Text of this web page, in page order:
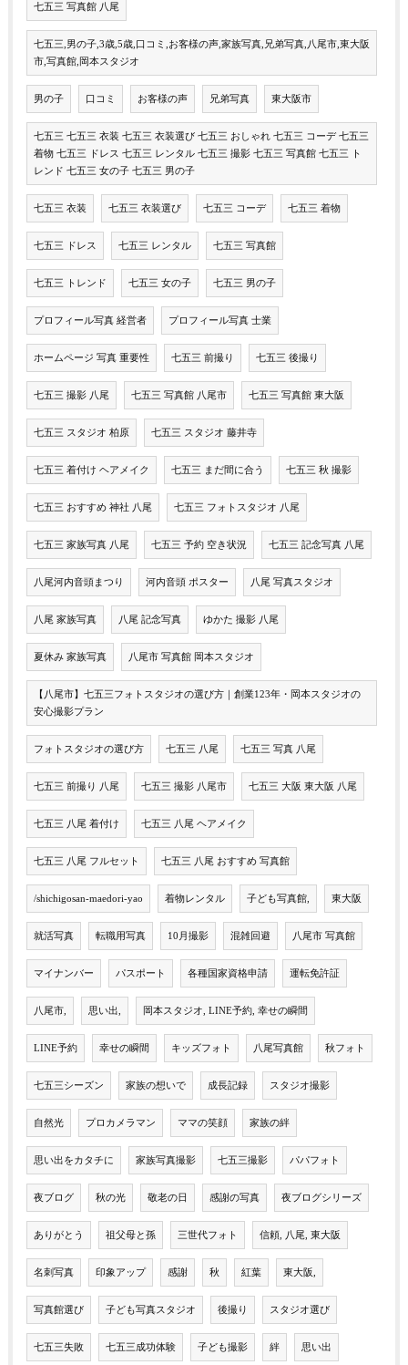
七五三 写真館 八尾
七五三,男の子,3歳,5歳,口コミ,お客様の声,家族写真,兄弟写真,八尾市,東大阪
市,写真館,岡本スタジオ
男の子 口コミ お客様の声 兄弟写真 東大阪市
七五三 七五三 衣装 七五三 衣装選び 七五三 おしゃれ 七五三 コーデ 七五三
着物 七五三 ドレス 七五三 レンタル 七五三 撮影 七五三 写真館 七五三 ト
レンド 七五三 女の子 七五三 男の子
七五三 衣装 七五三 衣装選び 七五三 コーデ 七五三 着物
七五三 ドレス 七五三 レンタル 七五三 写真館
七五三 トレンド 七五三 女の子 七五三 男の子
プロフィール写真 経営者 プロフィール写真 士業
ホームページ 写真 重要性 七五三 前撮り 七五三 後撮り
七五三 撮影 八尾 七五三 写真館 八尾市 七五三 写真館 東大阪
七五三 スタジオ 柏原 七五三 スタジオ 藤井寺
七五三 着付け ヘアメイク 七五三 まだ間に合う 七五三 秋 撮影
七五三 おすすめ 神社 八尾 七五三 フォトスタジオ 八尾
七五三 家族写真 八尾 七五三 予約 空き状況 七五三 記念写真 八尾
八尾河内音頭まつり 河内音頭 ポスター 八尾 写真スタジオ
八尾 家族写真 八尾 記念写真 ゆかた 撮影 八尾
夏休み 家族写真 八尾市 写真館 岡本スタジオ
【八尾市】七五三フォトスタジオの選び方｜創業123年・岡本スタジオの
安心撮影プラン
フォトスタジオの選び方 七五三 八尾 七五三 写真 八尾
七五三 前撮り 八尾 七五三 撮影 八尾市 七五三 大阪 東大阪 八尾
七五三 八尾 着付け 七五三 八尾 ヘアメイク
七五三 八尾 フルセット 七五三 八尾 おすすめ 写真館
/shichigosan-maedori-yao 着物レンタル 子ども写真館, 東大阪
就活写真 転職用写真 10月撮影 混雑回避 八尾市 写真館
マイナンバー パスポート 各種国家資格申請 運転免許証
八尾市, 思い出, 岡本スタジオ, LINE予約, 幸せの瞬間
LINE予約 幸せの瞬間 キッズフォト 八尾写真館 秋フォト
七五三シーズン 家族の想いで 成長記録 スタジオ撮影
自然光 プロカメラマン ママの笑顔 家族の絆
思い出をカタチに 家族写真撮影 七五三撮影 パパフォト
夜ブログ 秋の光 敬老の日 感謝の写真 夜ブログシリーズ
ありがとう 祖父母と孫 三世代フォト 信頼, 八尾, 東大阪
名刺写真 印象アップ 感謝 秋 紅葉 東大阪,
写真館選び 子ども写真スタジオ 後撮り スタジオ選び
七五三失敗 七五三成功体験 子ども撮影 絆 思い出